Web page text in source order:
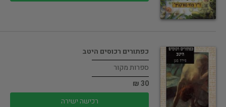
כפתורים רכוסים היטב
ספרות מקור
30 ₪
רכישה ישירה